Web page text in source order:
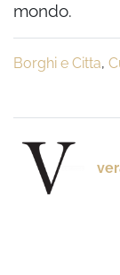
mondo.
Borghi e Citta,